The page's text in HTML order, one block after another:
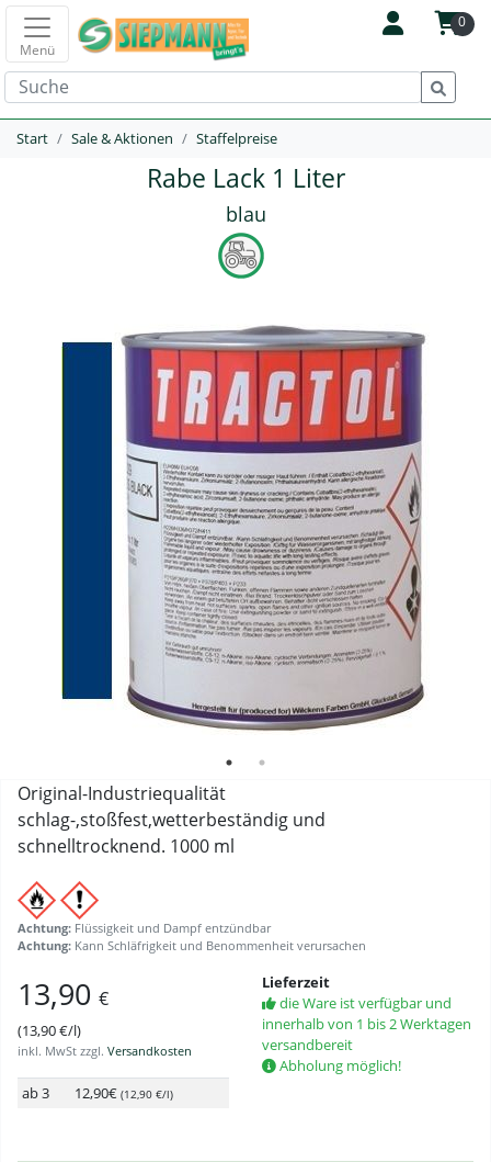
0
Menü
Start Sale & Aktionen Staffelpreise
Rabe Lack 1 Liter
blau
Original-Industriequalität
schlag-,stoßfest,wetterbeständig und
schnelltrocknend. 1000 ml
Achtung: Flüssigkeit und Dampf entzündbar
Achtung: Kann Schläfrigkeit und Benommenheit verursachen
13,90 €
(13,90 €/l)
inkl. MwSt zzgl. Versandkosten
ab 3 12,90€ (12,90 €/l)
Lieferzeit
die Ware ist verfügbar und
innerhalb von 1 bis 2 Werktagen
versandbereit
Abholung möglich!